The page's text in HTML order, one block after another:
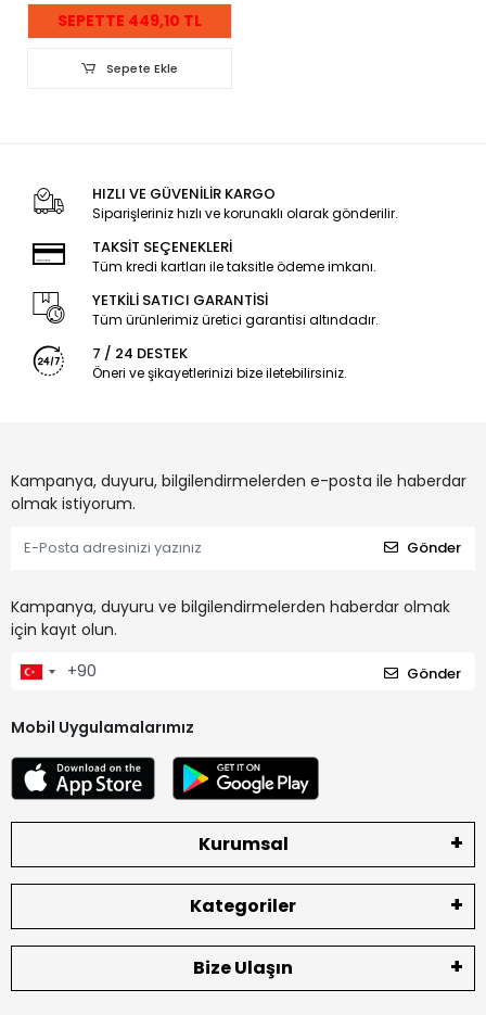
SEPETTE 449,10 TL
Sepete Ekle
HIZLI VE GÜVENİLİR KARGO
Siparişleriniz hızlı ve korunaklı olarak gönderilir.
TAKSİT SEÇENEKLERİ
Tüm kredi kartları ile taksitle ödeme imkanı.
YETKİLİ SATICI GARANTİSİ
Tüm ürünlerimiz üretici garantisi altındadır.
7 / 24 DESTEK
Öneri ve şikayetlerinizi bize iletebilirsiniz.
Kampanya, duyuru, bilgilendirmelerden e-posta ile haberdar
olmak istiyorum.
Gönder
Kampanya, duyuru ve bilgilendirmelerden haberdar olmak
için kayıt olun.
Gönder
Mobil Uygulamalarımız
Kurumsal
Kategoriler
Bize Ulaşın